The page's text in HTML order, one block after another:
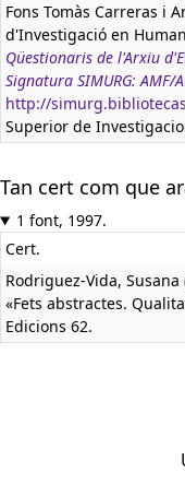
Fons Tomàs Carreras i
d'Investigació en
Qüestionaris de l'Arxiu
Signatura SIMURG: AMF/
http://
Superior de
Tan cert com que
1 font, 1997.
Cert.
Rodriguez-Vida, Susana
«Fets abstractes.
Edicions 62.